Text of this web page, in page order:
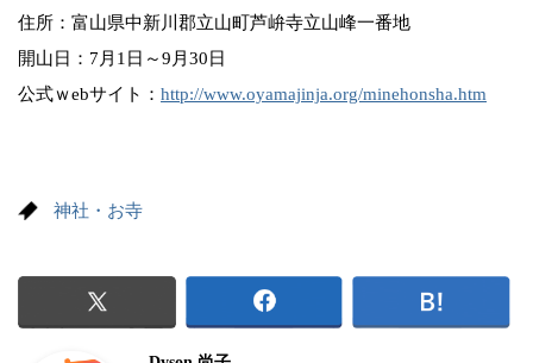
住所：富山県中新川郡立山町芦峅寺立山峰一番地
開山日：7月1日～9月30日
公式ｗebサイト： http://www.oyamajinja.org/minehonsha.htm
神社・お寺